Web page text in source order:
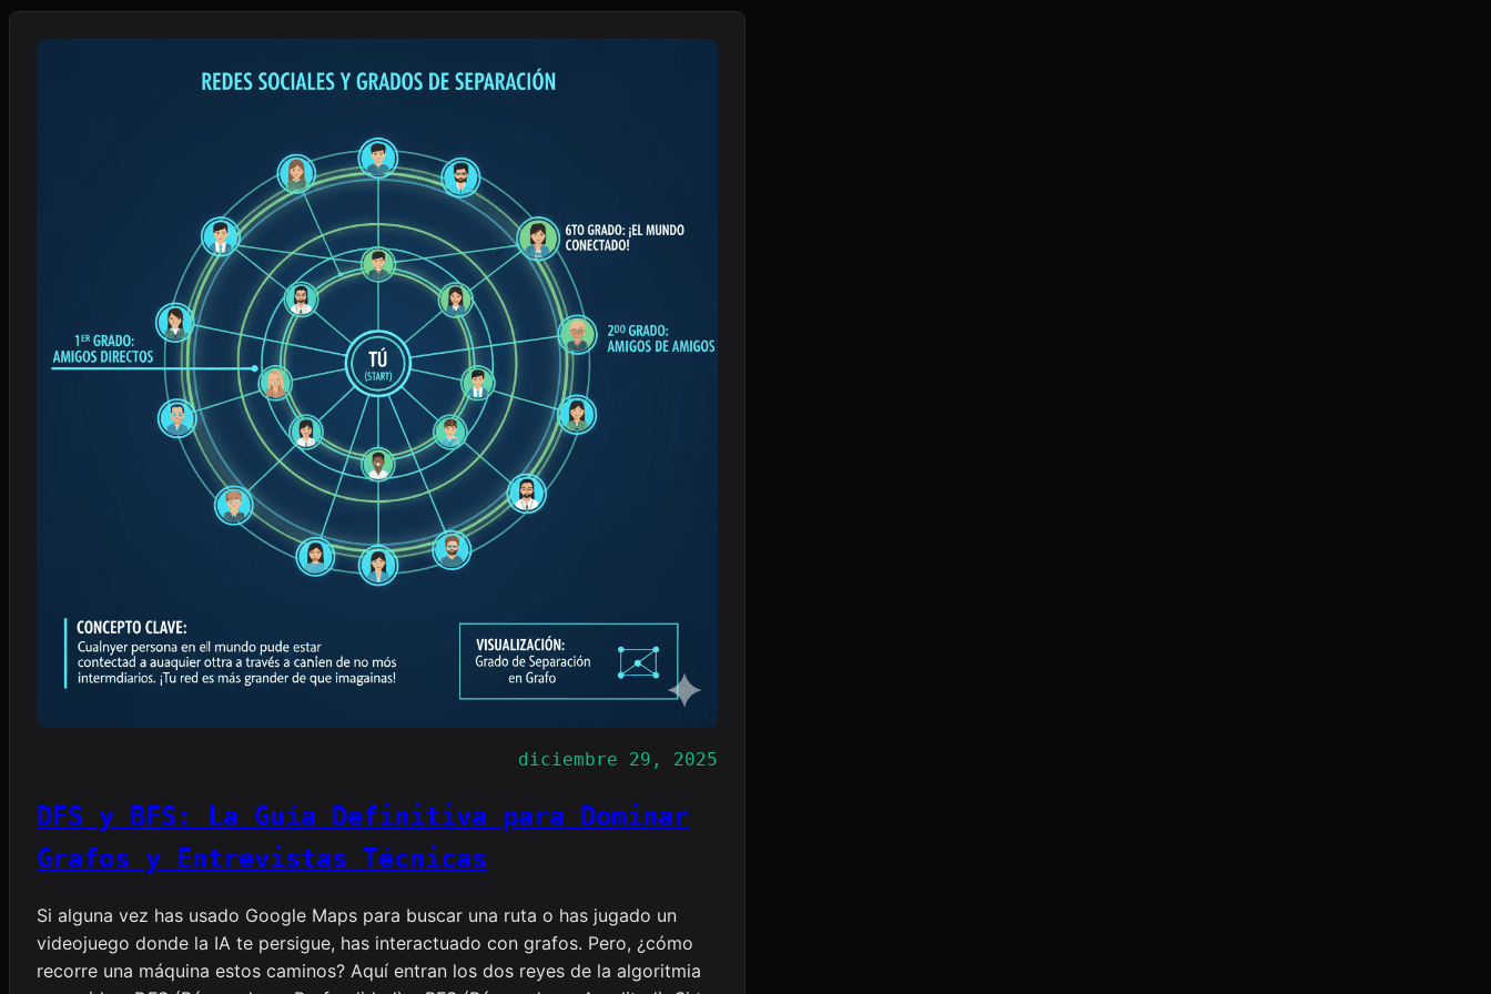
diciembre 29, 2025
DFS y BFS: La Guía Definitiva para Dominar
Grafos y Entrevistas Técnicas
Si alguna vez has usado Google Maps para buscar una ruta o has jugado un
videojuego donde la IA te persigue, has interactuado con grafos. Pero, ¿cómo
recorre una máquina estos caminos? Aquí entran los dos reyes de la algoritmia